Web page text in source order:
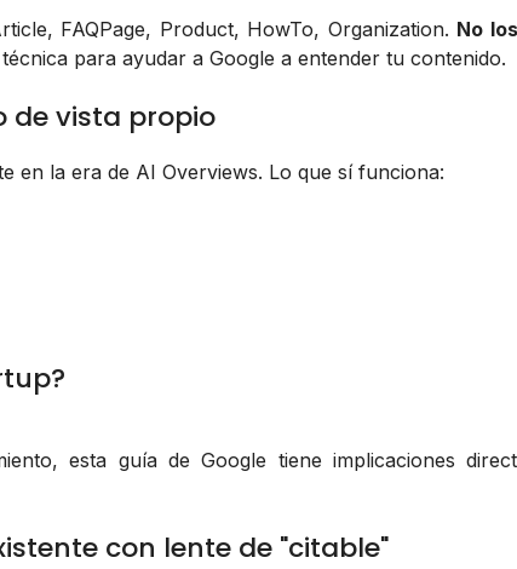
FAQPage, Product, HowTo, Organization. No
para ayudar a Google a entender tu contenido.
de vista propio
en la era de AI Overviews. Lo que sí funciona:
esta guía de Google tiene implicaciones
con lente de "citable"